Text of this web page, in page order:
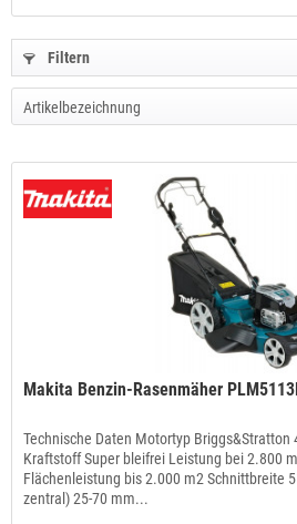
Filtern
Makita Benzin-Rasenmäher
Technische Daten Motortyp Briggs&Stratton
Kraftstoff Super bleifrei Leistung bei 2.800
Flächenleistung bis 2.000 m2 Schnittbreite
zentral) 25-70 mm...